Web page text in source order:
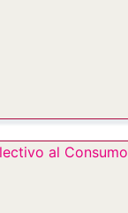
al Consumo